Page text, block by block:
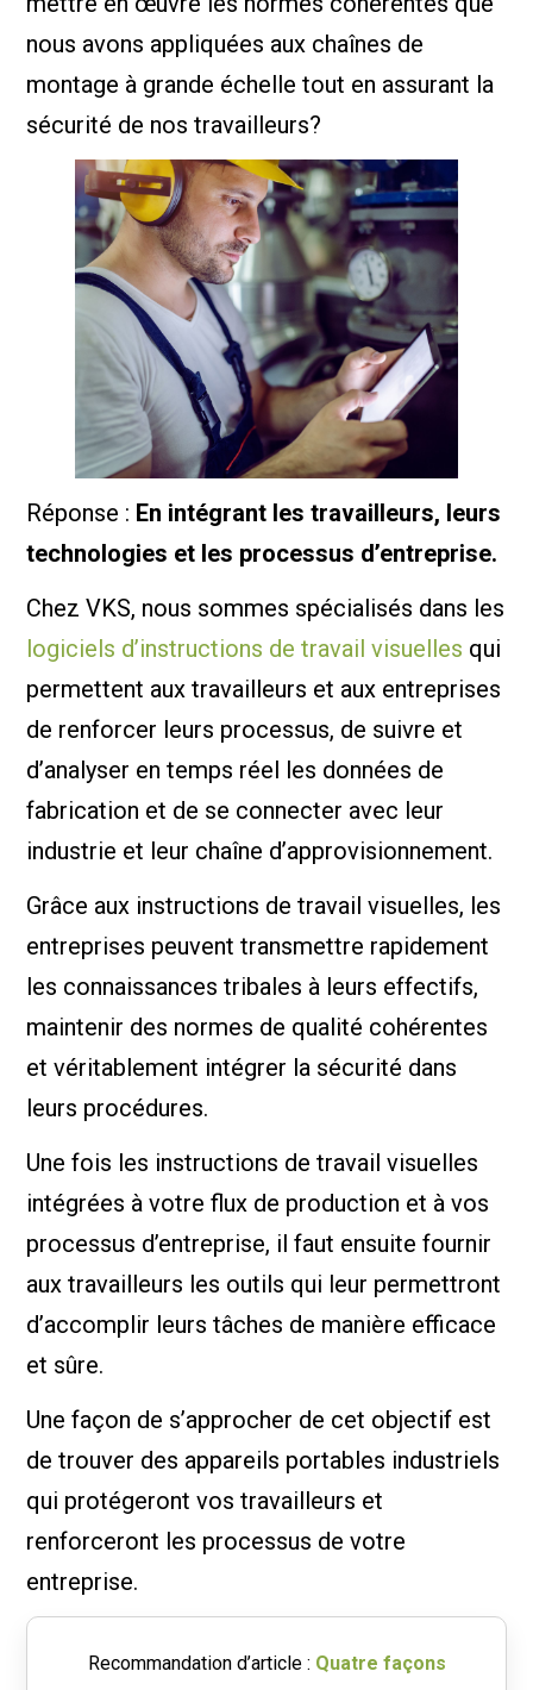
nous avons appliquées aux chaînes de
montage à grande échelle tout en assurant la
sécurité de nos travailleurs?
Réponse : En intégrant les travailleurs, leurs
technologies et les processus d’entreprise.
Chez VKS, nous sommes spécialisés dans les
logiciels d’instructions de travail visuelles qui
permettent aux travailleurs et aux entreprises
de renforcer leurs processus, de suivre et
d’analyser en temps réel les données de
fabrication et de se connecter avec leur
industrie et leur chaîne d’approvisionnement.
Grâce aux instructions de travail visuelles, les
entreprises peuvent transmettre rapidement
les connaissances tribales à leurs effectifs,
maintenir des normes de qualité cohérentes
et véritablement intégrer la sécurité dans
leurs procédures.
Une fois les instructions de travail visuelles
intégrées à votre flux de production et à vos
processus d’entreprise, il faut ensuite fournir
aux travailleurs les outils qui leur permettront
d’accomplir leurs tâches de manière efficace
et sûre.
Une façon de s’approcher de cet objectif est
de trouver des appareils portables industriels
qui protégeront vos travailleurs et
renforceront les processus de votre
entreprise.
Recommandation d’article : Quatre façons